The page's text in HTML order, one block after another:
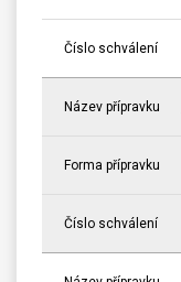
Číslo schválení
Název přípravku
Forma přípravku
Číslo schválení